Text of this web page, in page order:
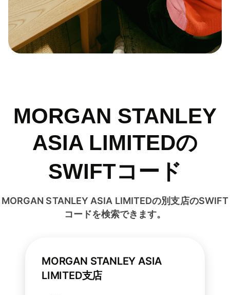
MORGAN STANLEY
ASIA LIMITEDの
SWIFTコード
MORGAN STANLEY ASIA LIMITEDの別支店のSWIFT
コードを検索できます。
MORGAN STANLEY ASIA
LIMITED支店